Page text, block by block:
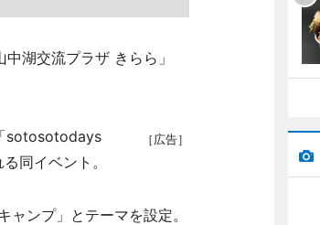
湖交流プラザ きらら」
［広告］
sotosotodays
同イベント。
ンプ」とテーマを設定。